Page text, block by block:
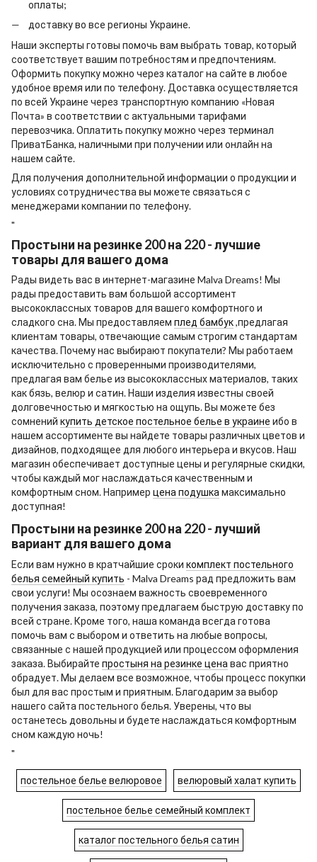
оплаты;
доставку во все регионы Украине.
Наши эксперты готовы помочь вам выбрать товар, который
соответствует вашим потребностям и предпочтениям.
Оформить покупку можно через каталог на сайте в любое
удобное время или по телефону. Доставка осуществляется
по всей Украине через транспортную компанию «Новая
Почта» в соответствии с актуальными тарифами
перевозчика. Оплатить покупку можно через терминал
ПриватБанка, наличными при получении или онлайн на
нашем сайте.
Для получения дополнительной информации о продукции и
условиях сотрудничества вы можете связаться с
менеджерами компании по телефону.
"
Простыни на резинке 200 на 220 - лучшие
товары для вашего дома
Рады видеть вас в интернет-магазине Malva Dreams! Мы
рады предоставить вам большой ассортимент
высококлассных товаров для вашего комфортного и
сладкого сна. Мы предоставляем плед бамбук,предлагая
клиентам товары, отвечающие самым строгим стандартам
качества. Почему нас выбирают покупатели? Мы работаем
исключительно с проверенными производителями,
предлагая вам белье из высококлассных материалов, таких
как бязь, велюр и сатин. Наши изделия известны своей
долговечностью и мягкостью на ощупь. Вы можете без
сомнений купить детское постельное белье в украине ибо в
нашем ассортименте вы найдете товары различных цветов и
дизайнов, подходящее для любого интерьера и вкусов. Наш
магазин обеспечивает доступные цены и регулярные скидки,
чтобы каждый мог наслаждаться качественным и
комфортным сном. Например цена подушка максимально
доступная!
Простыни на резинке 200 на 220 - лучший
вариант для вашего дома
Если вам нужно в кратчайшие сроки комплект постельного
белья семейный купить - Malva Dreams рад предложить вам
свои услуги! Мы осознаем важность своевременного
получения заказа, поэтому предлагаем быструю доставку по
всей стране. Кроме того, наша команда всегда готова
помочь вам с выбором и ответить на любые вопросы,
связанные с нашей продукцией или процессом оформления
заказа. Выбирайте простыня на резинке цена вас приятно
обрадует. Мы делаем все возможное, чтобы процесс покупки
был для вас простым и приятным. Благодарим за выбор
нашего сайта постельного белья. Уверены, что вы
останетесь довольны и будете наслаждаться комфортным
сном каждую ночь!
"
постельное белье велюровое велюровый халат купить
постельное белье семейный комплект
каталог постельного белья сатин